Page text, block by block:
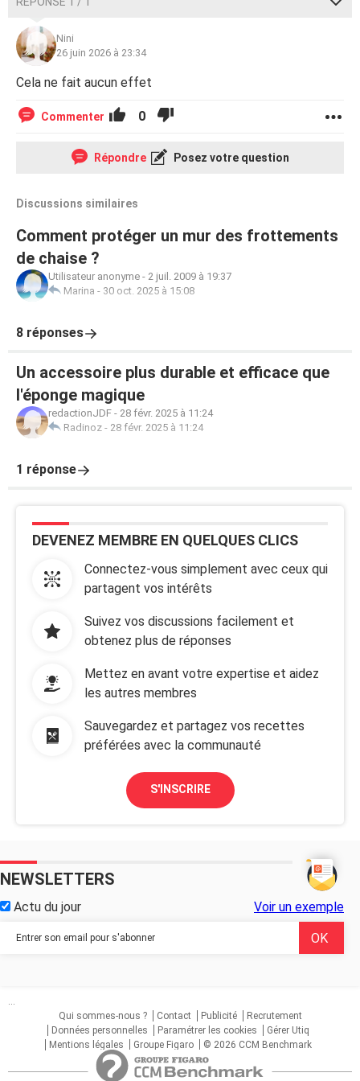
Nini
26 juin 2026 à 23:34
Cela ne fait aucun effet
Commenter 0
Répondre Posez votre question
Discussions similaires
Comment protéger un mur des frottements
de chaise ?
Utilisateur anonyme - 2 juil. 2009 à 19:37
Marina - 30 oct. 2025 à 15:08
8 réponses
Un accessoire plus durable et efficace que
l'éponge magique
redactionJDF - 28 févr. 2025 à 11:24
Radinoz - 28 févr. 2025 à 11:24
1 réponse
DEVENEZ MEMBRE EN QUELQUES CLICS
Connectez-vous simplement avec ceux qui
partagent vos intérêts
Suivez vos discussions facilement et
obtenez plus de réponses
Mettez en avant votre expertise et aidez
les autres membres
Sauvegardez et partagez vos recettes
préférées avec la communauté
S'INSCRIRE
NEWSLETTERS
Actu du jour Voir un exemple
...
Qui sommes-nous ?
Contact Publicité
Recrutement
Données personnelles
Paramétrer les cookies
Gérer Utiq
Mentions légales
Groupe Figaro © 2026 CCM Benchmark